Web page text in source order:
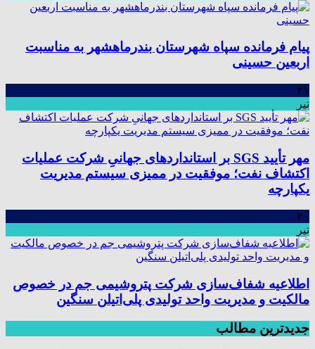
پیام فرمانده سپاه شهرستان بندرماهشهر به مناسبت
اربعین حسینی
۳۱
تیر
مهر تأیید SGS بر استانداردهای جهانیِ شرکت عملیات
اکتشاف نفت؛ موفقیت در ممیزی سیستم مدیریت
یکپارچه
۳۰
تیر
اطلاعیه شفاف‌سازی شرکت پتروشیمی جم در خصوص
مالکیت و مدیریت واحد تولیدی پلی‌اتیلن سنگین
جدیدترین مطالب